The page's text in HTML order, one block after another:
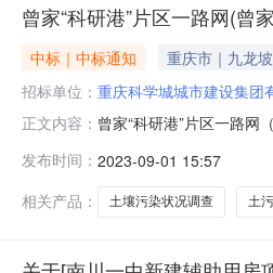
曾家“科研港”片区一路网(曾
中标｜中标通知 重庆市｜九龙
招标单位： 重庆科学城城市建设集团
正文内容： 曾家“科研港”片区一路
家“科研港”片区一路网（
发布时间： 2023-09-01 15:57
相关产品：
土壤污染状况调查 土